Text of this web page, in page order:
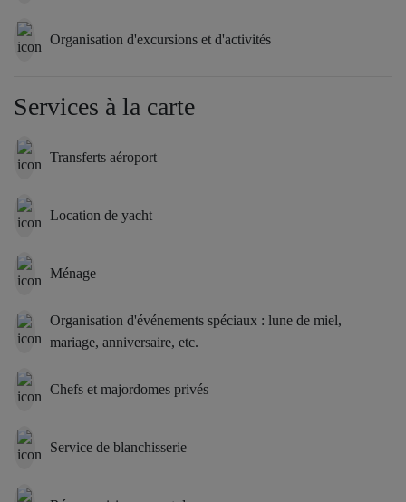
Chacune des cinq suites indépendantes dispose de sa propre salle
de bains et de son dressing privés, et offre une superficie comprise
qui lui est propre, créant ainsi un cocon intime pour chaque hôte.
La technologie au service du confort
cuisine entièrement équipée avec 4 fours Gagneau et une cave à
vin réfrigérée, un garage de 70 m², un sous-sol de 150 m² baigné
de lumière naturelle comprenant un home cinéma, un sauna, une
buanderie et une salle de sport, ainsi qu’une domotique de pointe
et une chaîne hi-fi Sonos dans toute la propriété.
Un rêve éveillé la nuit
À la tombée de la nuit, la Villa Salins se transforme en un
des pins centenaires mis en valeur par un éclairage par le bas et
une piscine scintillante créent une atmosphère de magie sereine —
paisible et intime.
Organisation d'excursions et d'activités
Services à la carte
Transferts aéroport
Location de yacht
Ménage
Organisation d'événements spéciaux : lune de miel,
mariage, anniversaire, etc.
Chefs et majordomes privés
Service de blanchisserie